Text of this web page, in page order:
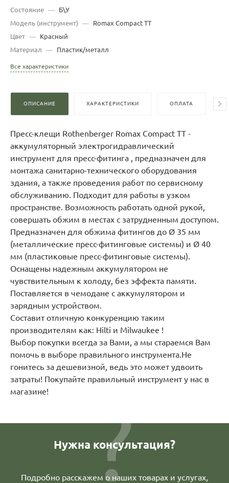
Состояние —
Б\У
Модель (инструмент)
—
Romax Compact TT
Цвет —
Красный
Материал
— Пластик/металл
Все характеристики
ОПИСАНИЕ ХАРАКТЕРИСТИКИ ОПЛАТА
Пресс-клещи Rothenberger Romax Compact TT -
аккумуляторный электрогидравлический
инструмент для пресс-фитинга , предназначен для
монтажа санитарно-технического оборудования
здания, а также проведения работ по сервисному
обслуживанию. Подходит для работы в узком
пространстве. Возможность работать одной рукой,
совершать обжим в местах с затрудненным доступом.
Предназначен для обжима фитингов до Ø 35 мм
(металлические пресс-фитинговые системы) и Ø 40
мм (пластиковые пресс-фитинговые системы).
Оснащены надежным аккумулятором не
чувствительным к холоду, без эффекта памяти.
Поставляется в чемодане с аккумулятором и
зарядным устройством.
Составит отличную конкуренцию таким
производителям как: Hilti и Milwaukee !
Выбор покупки всегда за Вами, а мы стараемся Вам
помочь в выборе правильного инструмента.Не
гонитесь за дешевизной, ведь это может удвоить
затраты! Покупайте правильный инструмент у нас в
магазине!
Нужна консультация?
Подробно расскажем о наших товарах и услугах,